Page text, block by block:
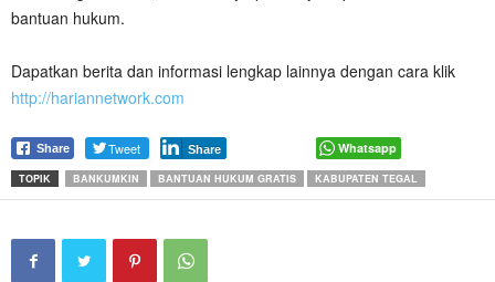
bantuan hukum.
Dapatkan berita dan informasi lengkap lainnya dengan cara klik
http://hariannetwork.com
Share Tweet Share Whatsapp
TOPIK BANKUMKIN BANTUAN HUKUM GRATIS KABUPATEN TEGAL